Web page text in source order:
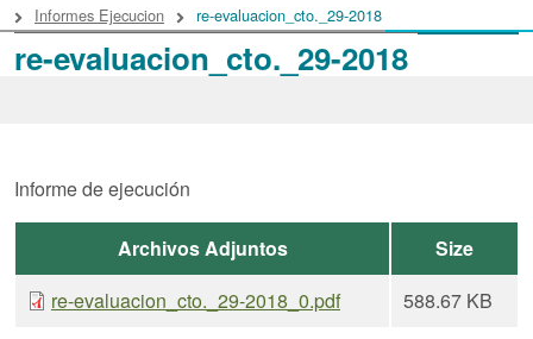
re-evaluacion_cto._29-2018
Informes Ejecucion
re-evaluacion_cto._29-2018
Informe de ejecución
Archivos Adjuntos
Size
re-evaluacion_cto._29-2018_0.pdf
588.67 KB